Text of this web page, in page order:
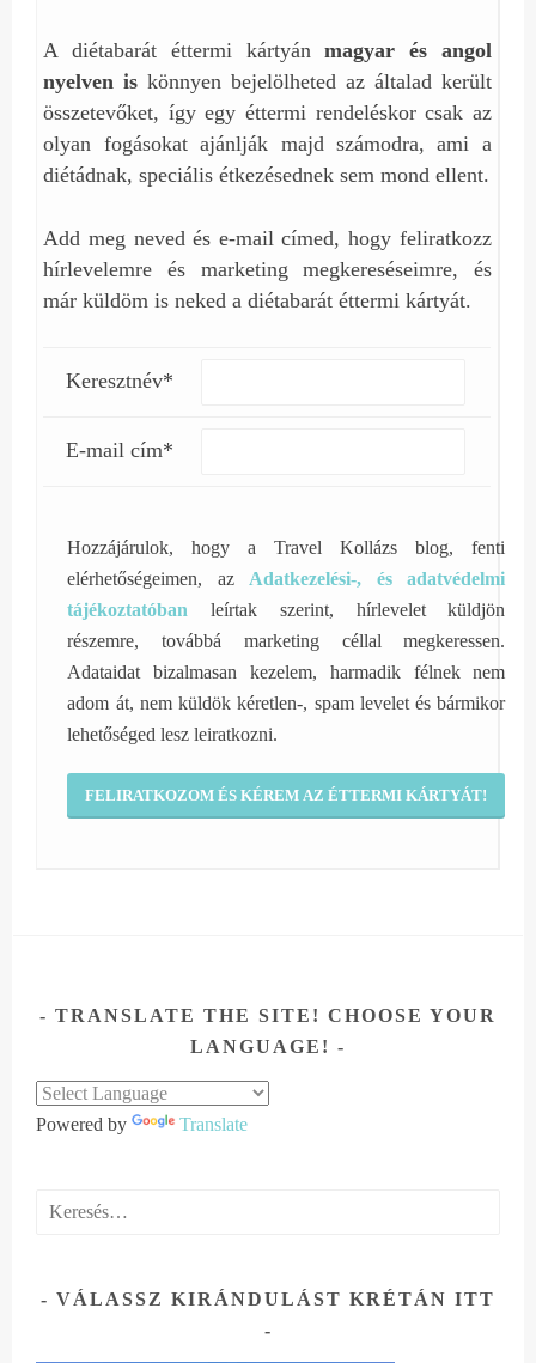
A diétabarát éttermi kártyánmagyar és angol
nyelven is könnyen bejelölheted az általad került
összetevőket, így egy éttermi rendeléskor csak az
olyan fogásokat ajánlják majd számodra, ami a
diétádnak, speciális étkezésednek sem mond ellent.
Add meg neved és e-mail címed, hogy feliratkozz
hírlevelemre és marketing megkereséseimre, és
már küldöm is neked a diétabarát éttermi kártyát.
Keresztnév*
E-mail cím*
Hozzájárulok, hogy a Travel Kollázs blog, fenti
elérhetőségeimen, az Adatkezelési-, és adatvédelmi
tájékoztatóban leírtak szerint, hírlevelet küldjön
részemre, továbbá marketing céllal megkeressen.
Adataidat bizalmasan kezelem, harmadik félnek nem
adom át, nem küldök kéretlen-, spam levelet és bármikor
lehetőséged lesz leiratkozni.
TRANSLATE THE SITE! CHOOSE YOUR
LANGUAGE!
Powered by Translate
Keresés:
VÁLASSZ KIRÁNDULÁST KRÉTÁN ITT